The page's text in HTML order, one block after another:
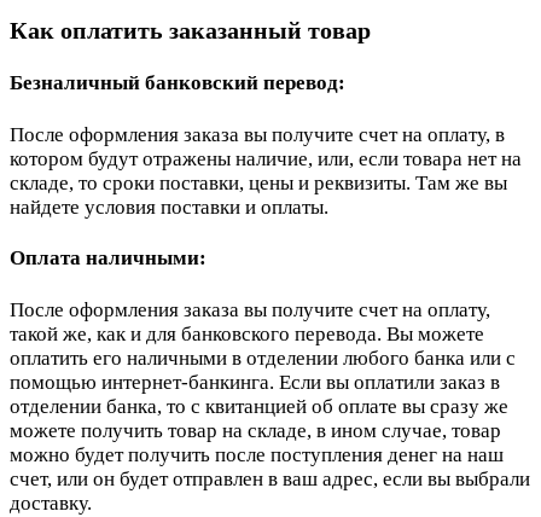
Как оплатить заказанный товар
Безналичный банковский перевод:
После оформления заказа вы получите счет на оплату, в
котором будут отражены наличие, или, если товара нет на
складе, то сроки поставки, цены и реквизиты. Там же вы
найдете условия поставки и оплаты.
Оплата наличными:
После оформления заказа вы получите счет на оплату,
такой же, как и для банковского перевода. Вы можете
оплатить его наличными в отделении любого банка или с
помощью интернет-банкинга. Если вы оплатили заказ в
отделении банка, то с квитанцией об оплате вы сразу же
можете получить товар на складе, в ином случае, товар
можно будет получить после поступления денег на наш
счет, или он будет отправлен в ваш адрес, если вы выбрали
доставку.